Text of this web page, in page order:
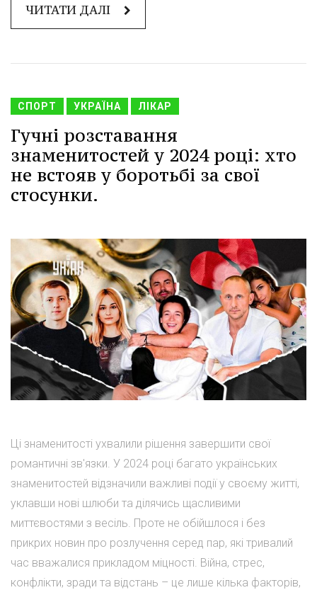
ЧИТАТИ ДАЛІ
СПОРТ УКРАЇНА ЛІКАР
Гучні розставання
знаменитостей у 2024 році: хто
не встояв у боротьбі за свої
стосунки.
Ці знаменитості ухвалили рішення завершити свої
романтичні зв'язки. У 2024 році багато українських
знаменитостей відзначили важливі події у своєму житті,
уклавши нові шлюби та ділячись щасливими
миттєвостями з весіль. Проте не обійшлося і без
прикрих новин про розлучення серед пар, які тривалий
час вважалися прикладом міцності. Війна, стрес,
конфлікти, зради та відстань – це лише кілька факторів,